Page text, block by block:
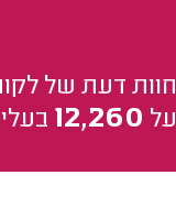
חוות דעת של
על 12,260